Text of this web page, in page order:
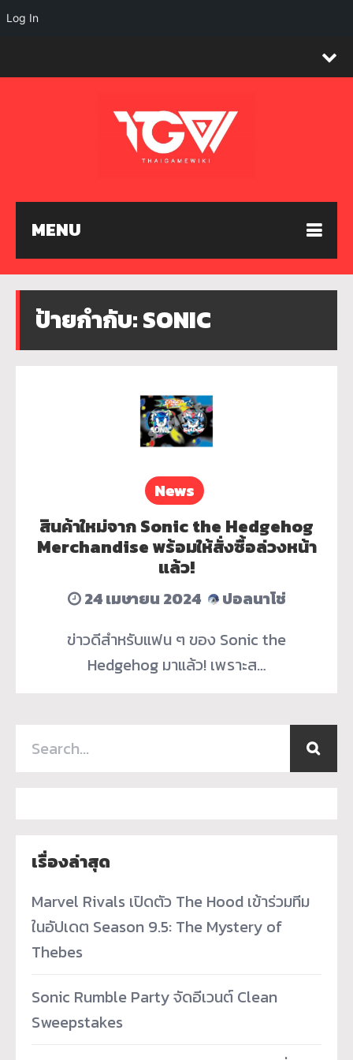
MENU
ป้ายกำกับ:SONIC
News
สินค้าใหม่จาก Sonic the Hedgehog
Merchandise พร้อมให้สั่งซื้อล่วงหน้า
แล้ว!
24 เมษายน 2024
ปอลนาโช่
ข่าวดีสำหรับแฟน ๆ ของ Sonic the
Hedgehog มาแล้ว! เพราะส…
เรื่องล่าสุด
Marvel Rivals เปิดตัว The Hood เข้าร่วมทีม
ในอัปเดต Season 9.5: The Mystery of
Thebes
Sonic Rumble Party จัดอีเวนต์ Clean
Sweepstakes
Log In